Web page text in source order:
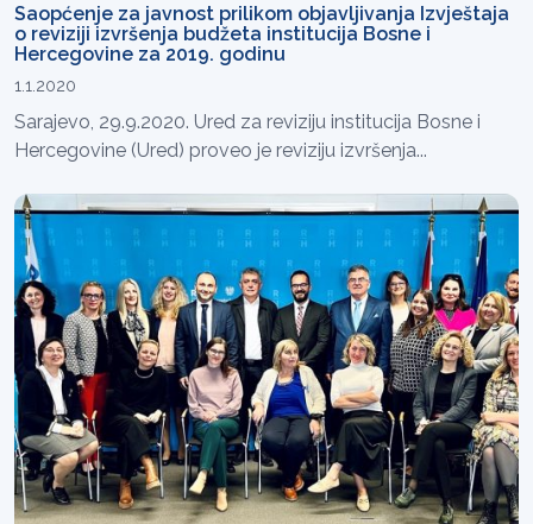
Saopćenje za javnost prilikom objavljivanja Izvještaja
o reviziji izvršenja budžeta institucija Bosne i
Hercegovine za 2019. godinu
1.1.2020
Sarajevo, 29.9.2020. Ured za reviziju institucija Bosne i
Hercegovine (Ured) proveo je reviziju izvršenja...